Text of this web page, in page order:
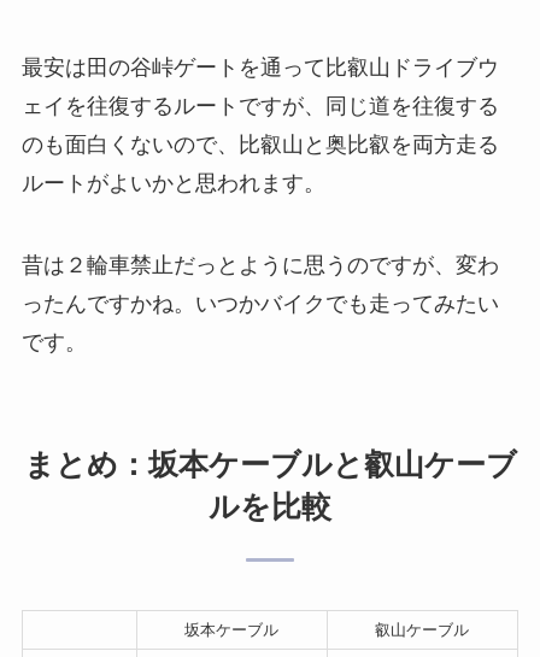
最安は田の谷峠ゲートを通って比叡山ドライブウ
ェイを往復するルートですが、同じ道を往復する
のも面白くないので、比叡山と奥比叡を両方走る
ルートがよいかと思われます。
昔は２輪車禁止だっとように思うのですが、変わ
ったんですかね。いつかバイクでも走ってみたい
です。
まとめ：坂本ケーブルと叡山ケーブ
ルを比較
坂本ケーブル 叡山ケーブル